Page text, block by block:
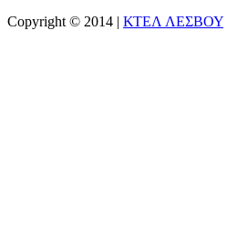
Copyright © 2014 | ΚΤΕΛ ΛΕΣΒΟΥ